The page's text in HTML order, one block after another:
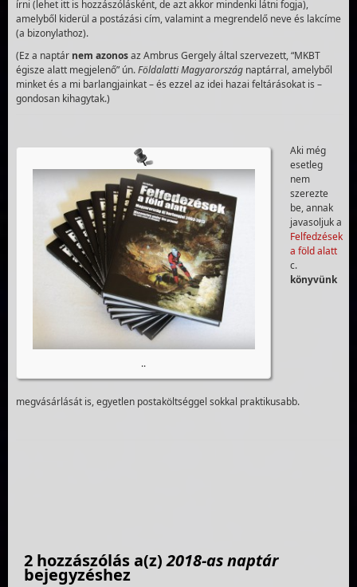
írni (lehet itt is hozzászólásként, de azt akkor mindenki látni fogja),
amelyből kiderül a postázási cím, valamint a megrendelő neve és lakcíme
(a bizonylathoz).
(Ez a naptár nem azonosaz Ambrus Gergely által szervezett, “MKBT
égisze alatt megjelenő” ún.Földalatti Magyarország naptárral, amelyből
minket és a mi barlangjainkat – és ezzel az idei hazai feltárásokat is –
gondosan kihagytak.)
..
Aki még
esetleg
nem
szerezte
be, annak
javasoljuk a
Felfedzések
a föld alatt
c.
könyvünk
megvásárlását is, egyetlen postaköltséggel sokkal praktikusabb.
2 hozzászólás a(z)2018-as naptár
bejegyzéshez